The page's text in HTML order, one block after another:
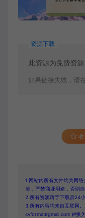
资源下载
此资源为免费资源
如果链接失效，请
1.网站内所有文件均为网
流，严禁商业用途，否则自
2.所有资源请于下载后24
3.所有内容均来自互联网
cvformat#gmail.com (#换